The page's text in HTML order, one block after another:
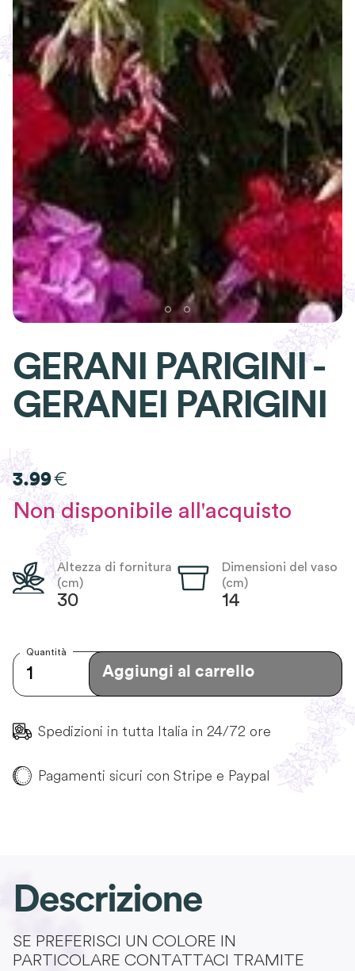
GERANI PARIGINI -
GERANEI PARIGINI
3.99€
Non disponibile all'acquisto
Altezza di fornitura
(cm)
30
Dimensioni del vaso
(cm)
14
Quantità
Aggiungi al carrello
Spedizioni in tutta Italia in 24/72 ore
Pagamenti sicuri con Stripe e Paypal
Descrizione
SE PREFERISCI UN COLORE IN
PARTICOLARE CONTATTACI TRAMITE